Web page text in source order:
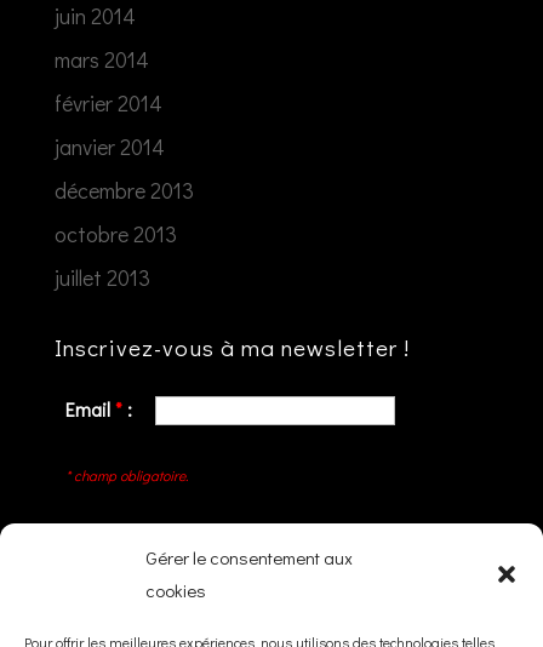
Gérer le consentement aux
cookies
Pour offrir les meilleures expériences, nous utilisons des technologies telles
juin 2014
mars 2014
février 2014
janvier 2014
décembre 2013
octobre 2013
juillet 2013
Inscrivez-vous à ma newsletter !
Email* :
* champ obligatoire.